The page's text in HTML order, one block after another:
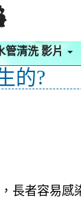
管清洗 影片
的?
長者容易